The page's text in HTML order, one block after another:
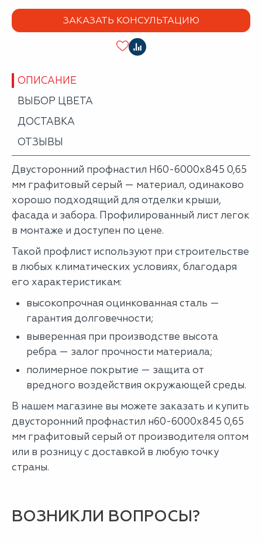
ЗАКАЗАТЬ КОНСУЛЬТАЦИЮ
ОПИСАНИЕ
ВЫБОР ЦВЕТА
ДОСТАВКА
ОТЗЫВЫ
Двусторонний профнастил Н60-6000х845 0,65
мм графитовый серый — материал, одинаково
хорошо подходящий для отделки крыши,
фасада и забора. Профилированный лист легок
в монтаже и доступен по цене.
Такой профлист используют при строительстве
в любых климатических условиях, благодаря
его характеристикам:
высокопрочная оцинкованная сталь —
гарантия долговечности;
выверенная при производстве высота
ребра — залог прочности материала;
полимерное покрытие — защита от
вредного воздействия окружающей среды.
В нашем магазине вы можете заказать и купить
двусторонний профнастил н60-6000х845 0,65
мм графитовый серый от производителя оптом
или в розницу с доставкой в любую точку
страны.
ВОЗНИКЛИ ВОПРОСЫ?